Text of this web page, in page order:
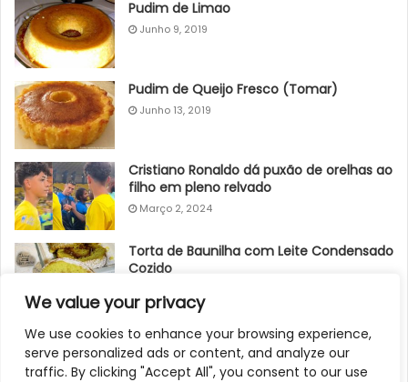
We value your privacy
We use cookies to enhance your browsing experience,
serve personalized ads or content, and analyze our
traffic. By clicking "Accept All", you consent to our use
Pudim de Limao
Junho 9, 2019
Pudim de Queijo Fresco (Tomar)
Junho 13, 2019
Cristiano Ronaldo dá puxão de orelhas ao
filho em pleno relvado
Março 2, 2024
Torta de Baunilha com Leite Condensado
Cozido
BOLO FRESCO DE CÔCO
Junho 14, 2019